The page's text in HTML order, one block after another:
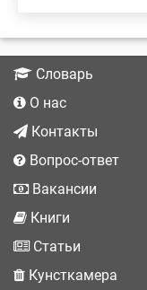
Словарь
О нас
Контакты
Вопрос-ответ
Вакансии
Книги
Статьи
Кунсткамера